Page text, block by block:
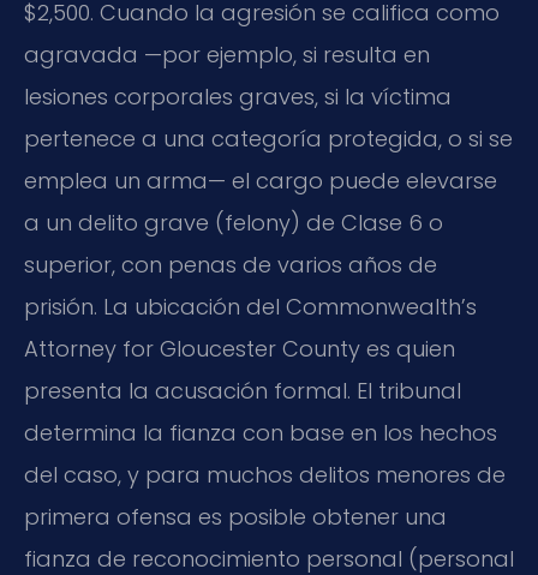
$2,500. Cuando la agresión se califica como
agravada —por ejemplo, si resulta en
lesiones corporales graves, si la víctima
pertenece a una categoría protegida, o si se
emplea un arma— el cargo puede elevarse
a un delito grave (felony) de Clase 6 o
superior, con penas de varios años de
prisión. La ubicación del Commonwealth’s
Attorney for Gloucester County es quien
presenta la acusación formal. El tribunal
determina la fianza con base en los hechos
del caso, y para muchos delitos menores de
primera ofensa es posible obtener una
fianza de reconocimiento personal (personal